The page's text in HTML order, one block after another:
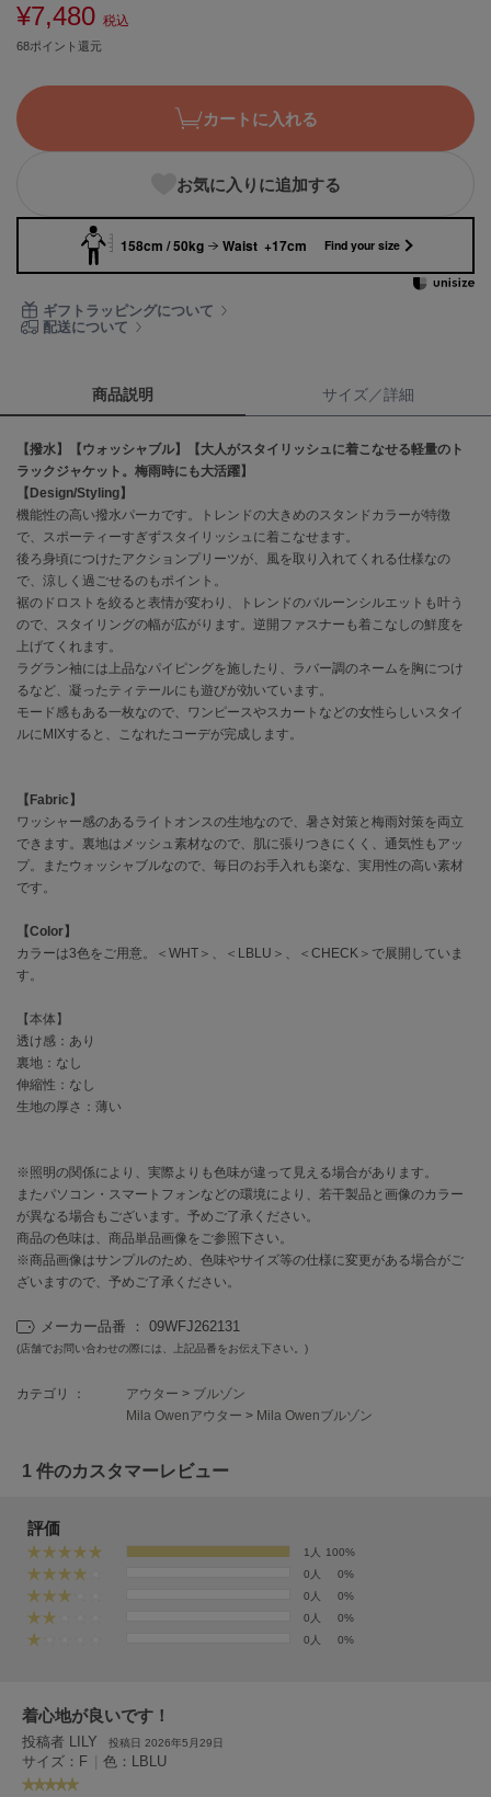
BANDOLIER
Barbour
バブアー
Beyond Closet
Calvin Klein
カルバン・クライン
CELFORD
セルフォード
クラークス
CODE A
コードエー
COLE HAAN
コール ハーン
CONVERSE
コンバース
DANSKIN
ダンスキン
EIMY ISTOIRE
エイミー イストワール
emmi
エミ
emmi atelier
エミ アトリエ
エミヨガ
ETRÉ TOKYO
エトレトウキョウ
FILA
フィラ
FRAY I.D
FURFUR
ジェラート ピケ
GELATO PIQUE CAT&DOG
ジェラート ピケ キャットアンドドッグ
gelato pique Sleep
ジェラート ピケ スリープ
GRAMICCI
Henon.
へノン
¥7,480 税込
68ポイント還元
カートに入れる
お気に入りに追加する
158cm / 50kg Waist +17cm Find your size
ギフトラッピングについて
配送について
商品説明 サイズ／詳細
【撥水】【ウォッシャブル】【大人がスタイリッシュに着こなせる軽量のト
ラックジャケット。梅雨時にも大活躍】
【Design/Styling】
機能性の高い撥水パーカです。トレンドの大きめのスタンドカラーが特徴
で、スポーティーすぎずスタイリッシュに着こなせます。
後ろ身頃につけたアクションプリーツが、風を取り入れてくれる仕様なの
で、涼しく過ごせるのもポイント。
裾のドロストを絞ると表情が変わり、トレンドのバルーンシルエットも叶う
ので、スタイリングの幅が広がります。逆開ファスナーも着こなしの鮮度を
上げてくれます。
ラグラン袖には上品なパイピングを施したり、ラバー調のネームを胸につけ
るなど、凝ったティテールにも遊びが効いています。
モード感もある一枚なので、ワンピースやスカートなどの女性らしいスタイ
ルにMIXすると、こなれたコーデが完成します。
【Fabric】
ワッシャー感のあるライトオンスの生地なので、暑さ対策と梅雨対策を両立
できます。裏地はメッシュ素材なので、肌に張りつきにくく、通気性もアッ
プ。またウォッシャブルなので、毎日のお手入れも楽な、実用性の高い素材
です。
【Color】
カラーは3色をご用意。＜WHT＞、＜LBLU＞、＜CHECK＞で展開していま
す。
【本体】
透け感：あり
裏地：なし
伸縮性：なし
生地の厚さ：薄い
※照明の関係により、実際よりも色味が違って見える場合があります。
またパソコン・スマートフォンなどの環境により、若干製品と画像のカラー
が異なる場合もございます。予めご了承ください。
商品の色味は、商品単品画像をご参照下さい。
※商品画像はサンプルのため、色味やサイズ等の仕様に変更がある場合がご
ざいますので、予めご了承ください。
メーカー品番 ： 09WFJ262131
(店舗でお問い合わせの際には、上記品番をお伝え下さい。)
カテゴリ ： アウター > ブルゾン
Mila Owenアウター > Mila Owenブルゾン
1 件のカスタマーレビュー
評価
1人
100%
0人
0%
0人
0%
0人
0%
0人
0%
着心地が良いです！
投稿者 LILY 投稿日 2026年5月29日
サイズ：F | 色：LBLU